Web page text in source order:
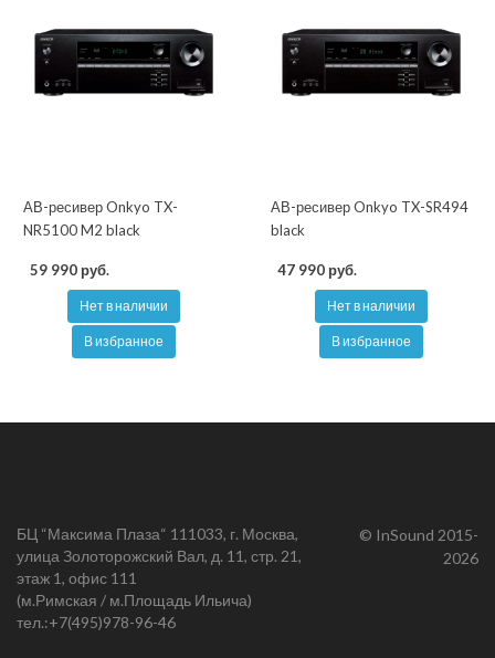
АВ-ресивер Onkyo TX-
NR5100 M2 black
59 990 руб.
Нет в наличии
В избранное
АВ-ресивер Onkyo TX-SR494
black
47 990 руб.
Нет в наличии
В избранное
БЦ “Максима Плаза“ 111033, г. Москва,
улица Золоторожский Вал, д. 11, стр. 21,
этаж 1, офис 111
(м.Римская / м.Площадь Ильича)
тел.:+7(495)978-96-46
© InSound 2015-
2026